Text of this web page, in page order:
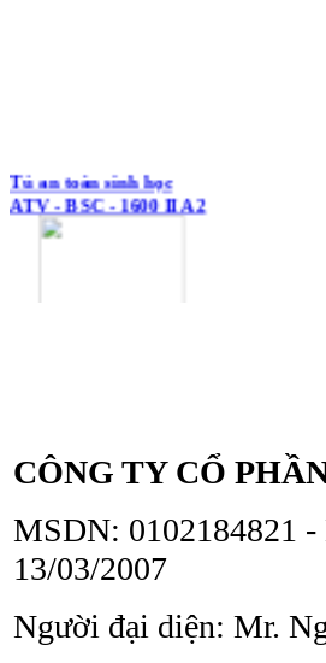
ATV - BSC - 1600 II A2
Tủ an toàn sinh học
ATV - BSC - 1000 II A2
CÔNG TY CỔ
MSDN: 0102184821
13/03/2007
Người đại diện: Mr.